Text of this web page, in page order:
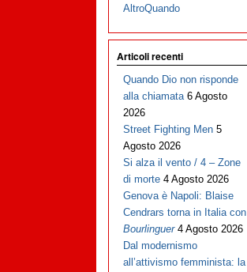
AltroQuando
Articoli recenti
Quando Dio non risponde
alla chiamata 6 Agosto
2026
Street Fighting Men 5
Agosto 2026
Si alza il vento / 4 – Zone
di morte 4 Agosto 2026
Genova è Napoli: Blaise
Cendrars torna in Italia con
Bourlinguer 4 Agosto 2026
Dal modernismo
all’attivismo femminista: la